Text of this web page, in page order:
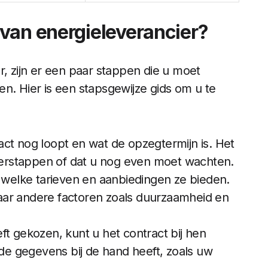
energieleverancier?
zijn er een paar stappen die u moet
Hier is een stapsgewijze gids om u te
nog loopt en wat de opzegtermijn is. Het
of dat u nog even moet wachten.
tarieven en aanbiedingen ze bieden.
andere factoren zoals duurzaamheid en
gekozen, kunt u het contract bij hen
gegevens bij de hand heeft, zoals uw